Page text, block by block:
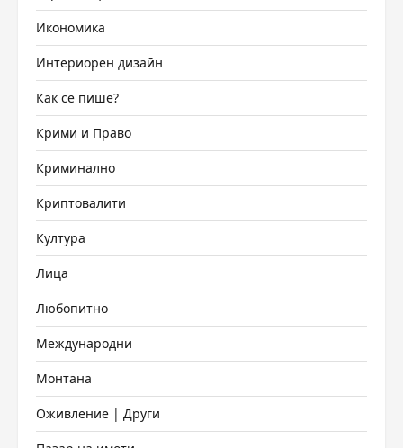
Икономика
Интериорен дизайн
Как се пише?
Крими и Право
Криминално
Криптовалити
Култура
Лица
Любопитно
Международни
Монтана
Оживление | Други